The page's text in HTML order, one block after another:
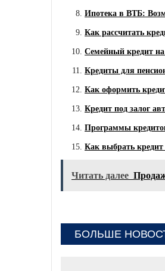
Ипотека в ВТБ:
Как рассчитать
Семейный кредит
Кредиты для
Как оформить
Кредит под залог
Программы
Как выбрать кредит
Читать далее
БОЛЬШЕ